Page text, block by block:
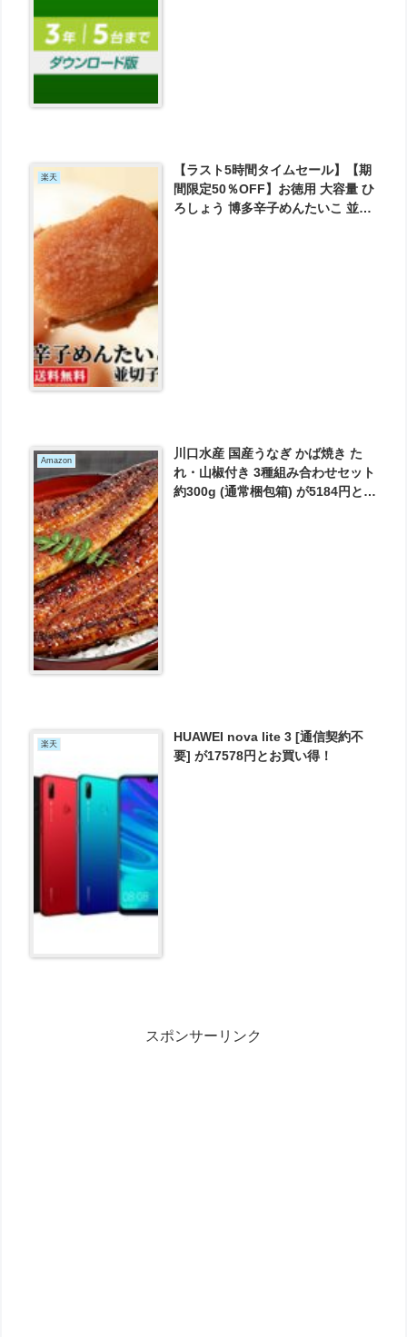
楽天
【ラスト5時間タイムセール】【期
間限定50％OFF】お徳用 大容量 ひ
ろしょう 博多辛子めんたいこ 並切
Amazon
川口水産 国産うなぎ かば焼き た
れ・山椒付き 3種組み合わせセット
約300g (通常梱包箱) が5184円とお
楽天
HUAWEI nova lite 3 [通信契約不
要] が17578円とお買い得！
スポンサーリンク